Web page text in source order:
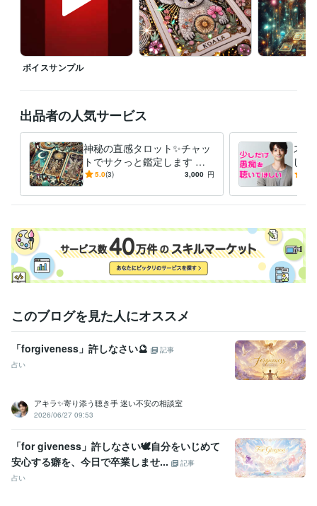
『本当の幸せは、自分を愛することから始まる』
・自分を認める（良い所も悪い所も）
・その全てが自分なんだと受け入れる
●自分を愛することで生活が激変！
毎日のジャーナリング
自分の感情に向き合う事を大切にして
少しずつ自分を好きになれるようになっていきました
自分を愛せるようになると
世界が一気に輝きだすんです！
自信が生まれる、人間関係が良くなる
仕事も良い流れになる、愛を持って他者と関われる
そんな幸せの連鎖を起こせるのが「セルフラブ」です！
マーケティング / 広告・宣伝・プロモーション
カスタマーサポート・カスタマーサクセス / コールセンター管理・運
営
経験年数 : 3年
ライフスタイル・その他 / 占い師
受賞歴
2025年3月✨ゴールドランクに昇格できました☘️
チナランクに昇格できました❤️
資格・検定
金融渉外技能審査（FP3級） 取得年 : 2008年
宅地建物取引士（旧 宅地建物取引主任者）
ボイスサンプル
出品者の人気サービス
神秘の直感タロット✨チャッ
トでサクっと鑑定します タ
ロットで✨チャット占い一度
5.0(3) 3,000 円
スト
し
族、
このブログを見た人にオススメ
「forgiveness」許しなさい🔮
記事
占い
アキラ✨寄り添う聴き手 迷い不安の相談室
2026/06/27 09:53
「for giveness」許しなさい🕊️自分をいじめて
安心する癖を、今日で卒業しませ...
記事
占い